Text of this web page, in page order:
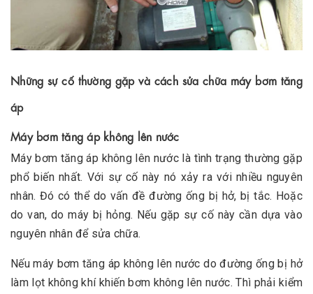
Những sự cố thường gặp và cách sửa chữa máy bơm tăng
áp
Máy bơm tăng áp không lên nước
Máy bơm tăng áp không lên nước là tình trạng thường gặp
phổ biến nhất. Với sự cố này nó xảy ra với nhiều nguyên
nhân. Đó có thể do vấn đề đường ống bị hở, bị tắc. Hoặc
do van, do máy bị hỏng. Nếu gặp sự cố này cần dựa vào
nguyên nhân để sửa chữa.
Nếu máy bơm tăng áp không lên nước do đường ống bị hở
làm lọt không khí khiến bơm không lên nước. Thì phải kiểm